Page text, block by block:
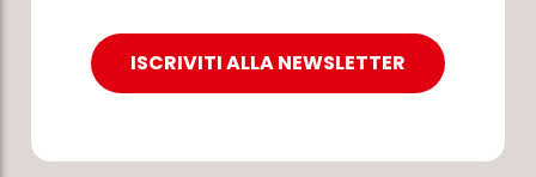
ISCRIVITI ALLA NEWSLETTER